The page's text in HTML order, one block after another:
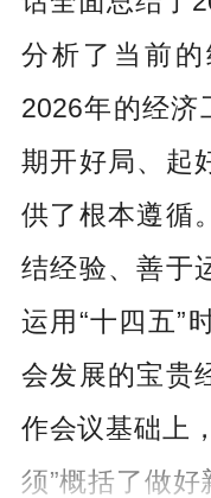
分析了当前
2026年的经济
期开好局、起
供了根本遵循
结经验、善于
运用“十四五”
会发展的宝贵
作会议基础上
须”概括了做